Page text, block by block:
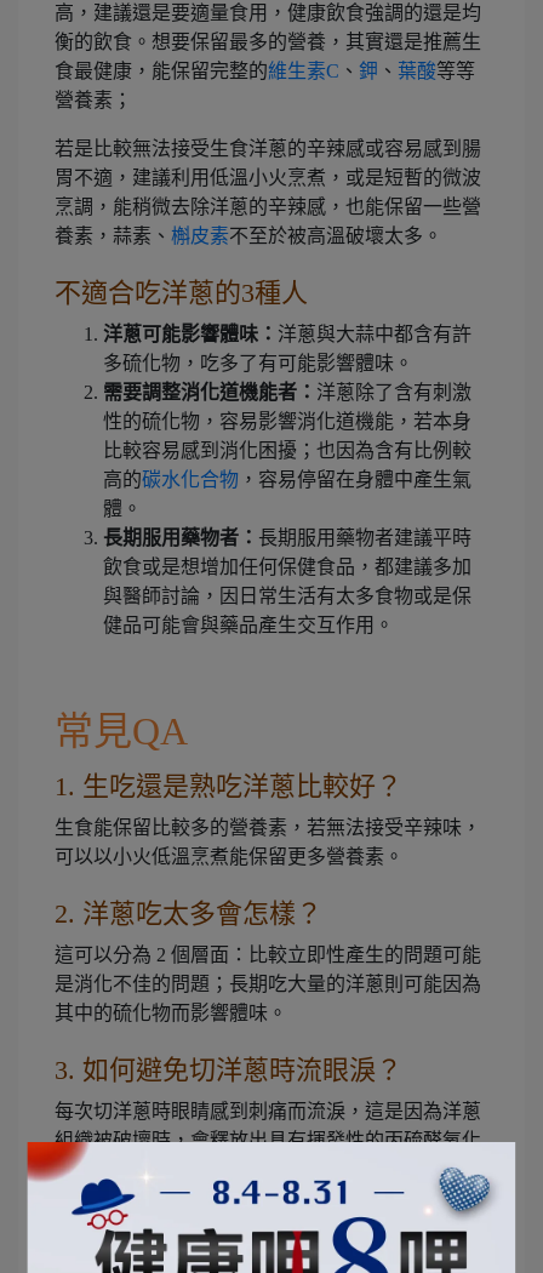
高，建議還是要適量食用，健康飲食強調的還是均
衡的飲食。想要保留最多的營養，其實還是推薦生
食最健康，能保留完整的維生素C 、 鉀 、 葉酸等等
營養素；
若是比較無法接受生食洋蔥的辛辣感或容易感到腸
胃不適，建議利用低溫小火烹煮，或是短暫的微波
烹調，能稍微去除洋蔥的辛辣感，也能保留一些營
養素，蒜素、 槲皮素不至於被高溫破壞太多。
不適合吃洋蔥的3種人
洋蔥可能影響體味： 洋蔥與大蒜中都含有許
多硫化物，吃多了有可能影響體味。
需要調整消化道機能者： 洋蔥除了含有刺激
性的硫化物，容易影響消化道機能，若本身
比較容易感到消化困擾；也因為含有比例較
高的碳水化合物 ，容易停留在身體中產生氣
體。
長期服用藥物者： 長期服用藥物者建議平時
飲食或是想增加任何保健食品，都建議多加
與醫師討論，因日常生活有太多食物或是保
健品可能會與藥品產生交互作用。
常見QA
1. 生吃還是熟吃洋蔥比較好？
生食能保留比較多的營養素，若無法接受辛辣味，
可以以小火低溫烹煮能保留更多營養素。
2. 洋蔥吃太多會怎樣？
這可以分為 2 個層面：比較立即性產生的問題可能
是消化不佳的問題；長期吃大量的洋蔥則可能因為
其中的硫化物而影響體味。
3. 如何避免切洋蔥時流眼淚？
每次切洋蔥時眼睛感到刺痛而流淚，這是因為洋蔥
組織被破壞時，會釋放出具有揮發性的丙硫醛氧化
物，這是一種催淚物質。這些刺眼的硫化物都集中
在洋蔥的根部，因此處理的順序很重要，最後再處
理洋蔥根部。還有一個小妙招，處理洋蔥之前先放
入冷藏 30 分鐘，能讓刺眼的硫化物揮發的比較